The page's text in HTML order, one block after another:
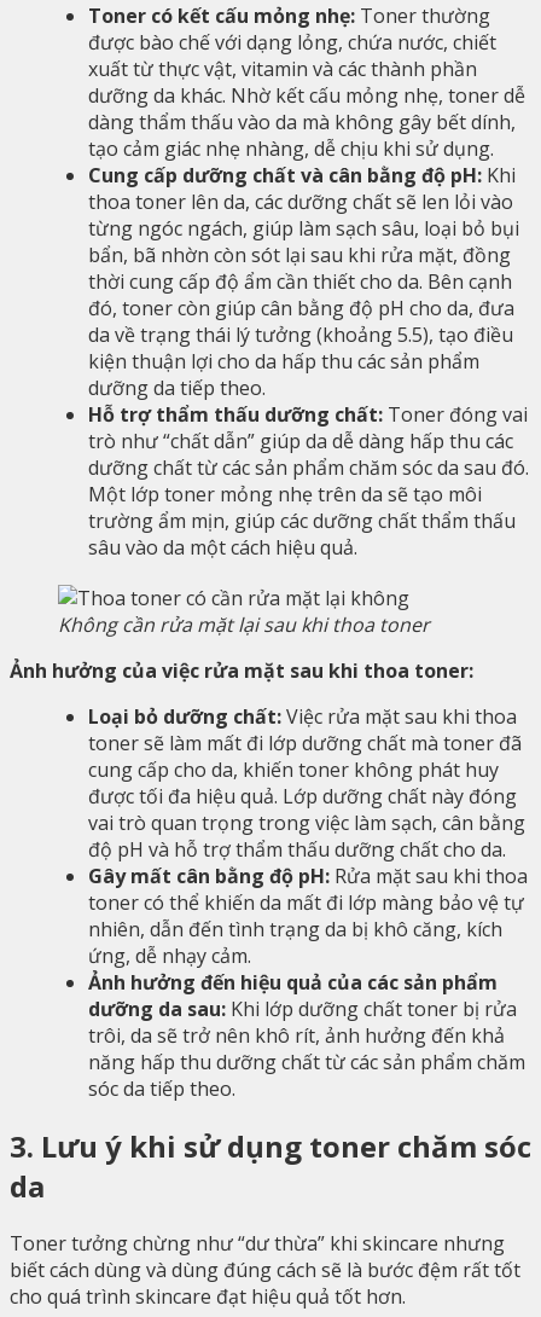
Toner có kết cấu mỏng nhẹ: Toner thường
được bào chế với dạng lỏng, chứa nước, chiết
xuất từ thực vật, vitamin và các thành phần
dưỡng da khác. Nhờ kết cấu mỏng nhẹ, toner dễ
dàng thẩm thấu vào da mà không gây bết dính,
tạo cảm giác nhẹ nhàng, dễ chịu khi sử dụng.
Cung cấp dưỡng chất và cân bằng độ pH: Khi
thoa toner lên da, các dưỡng chất sẽ len lỏi vào
từng ngóc ngách, giúp làm sạch sâu, loại bỏ bụi
bẩn, bã nhờn còn sót lại sau khi rửa mặt, đồng
thời cung cấp độ ẩm cần thiết cho da. Bên cạnh
đó, toner còn giúp cân bằng độ pH cho da, đưa
da về trạng thái lý tưởng (khoảng 5.5), tạo điều
kiện thuận lợi cho da hấp thu các sản phẩm
dưỡng da tiếp theo.
Hỗ trợ thẩm thấu dưỡng chất: Toner đóng vai
trò như “chất dẫn” giúp da dễ dàng hấp thu các
dưỡng chất từ các sản phẩm chăm sóc da sau đó.
Một lớp toner mỏng nhẹ trên da sẽ tạo môi
trường ẩm mịn, giúp các dưỡng chất thẩm thấu
sâu vào da một cách hiệu quả.
Không cần rửa mặt lại sau khi thoa toner
Ảnh hưởng của việc rửa mặt sau khi thoa toner:
Loại bỏ dưỡng chất:Việc rửa mặt sau khi thoa
toner sẽ làm mất đi lớp dưỡng chất mà toner đã
cung cấp cho da, khiến toner không phát huy
được tối đa hiệu quả. Lớp dưỡng chất này đóng
vai trò quan trọng trong việc làm sạch, cân bằng
độ pH và hỗ trợ thẩm thấu dưỡng chất cho da.
Gây mất cân bằng độ pH: Rửa mặt sau khi thoa
toner có thể khiến da mất đi lớp màng bảo vệ tự
nhiên, dẫn đến tình trạng da bị khô căng, kích
ứng, dễ nhạy cảm.
Ảnh hưởng đến hiệu quả của các sản phẩm
dưỡng da sau: Khi lớp dưỡng chất toner bị rửa
trôi, da sẽ trở nên khô rít, ảnh hưởng đến khả
năng hấp thu dưỡng chất từ các sản phẩm chăm
sóc da tiếp theo.
3. Lưu ý khi sử dụng toner chăm sóc
da
Toner tưởng chừng như “dư thừa” khi skincare nhưng
biết cách dùng và dùng đúng cách sẽ là bước đệm rất tốt
cho quá trình skincare đạt hiệu quả tốt hơn.